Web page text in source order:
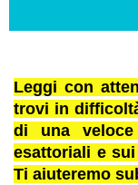
Leggi con
trovi in
di una
esattoriali e
Ti aiuteremo